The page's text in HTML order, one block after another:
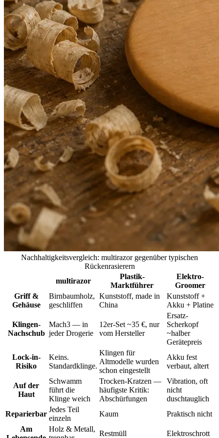
Nachhaltigkeitsvergleich: multirazor gegenüber typischen
Rückenrasierern
multirazor
Plastik-
Marktführer
Elektro-
Groomer
Griff &
Gehäuse
Birnbaumholz,
geschliffen
Kunststoff, made in
China
Kunststoff +
Akku + Platine
Klingen-
Nachschub
Mach3 — in
jeder Drogerie
12er-Set ~35 €, nur
vom Hersteller
Ersatz-
Scherkopf
~halber
Gerätepreis
Lock-in-
Risiko
Keins.
Standardklinge.
Klingen für
Altmodelle wurden
schon eingestellt
Akku fest
verbaut, altert
Auf der
Haut
Schwamm
führt die
Klinge weich
Trocken-Kratzen —
häufigste Kritik:
Abschürfungen
Vibration, oft
nicht
duschtauglich
Reparierbar
Jedes Teil
einzeln
Kaum
Praktisch nicht
Am
Holz & Metall,
Restmüll Elektroschrott